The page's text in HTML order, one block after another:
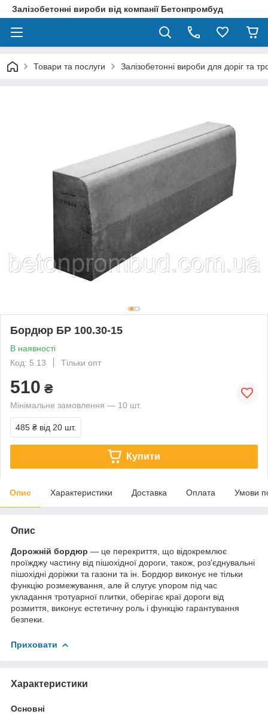
Залізобетонні вироби від компанії Бетонпромбуд
Товари та послуги Залізобетонні вироби для доріг та
Бордюр БР 100.30-15
В наявності
Код: 5.13
Тільки опт
510 ₴
Мінімальне замовлення — 10 шт.
485 ₴ від 20 шт.
Купити
Опис Характеристики Доставка Оплата Умови
Опис
Дорожній бордюр — це перекриття, що відокремлює
проїжджу частину від пішохідної дороги, також, роз'єднувальні
пішохідні доріжки та газони та ін. Бордюр виконує не тільки
функцію розмежування, але й слугує упором під час
укладання тротуарної плитки, оберігає краї дороги від
розмиття, виконує естетичну роль і функцію гарантування
безпеки.
Приховати
Характеристики
Основні